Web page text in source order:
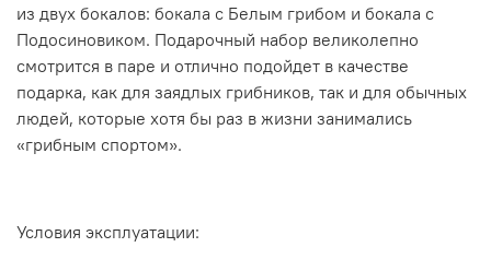
из двух бокалов: бокала с Белым грибом и бокала с
Подосиновиком. Подарочный набор великолепно
смотрится в паре и отлично подойдет в качестве
подарка, как для заядлых грибников, так и для обычных
людей, которые хотя бы раз в жизни занимались
«грибным спортом».
Условия эксплуатации: